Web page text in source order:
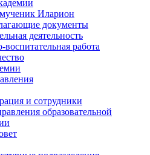
Иларион
документы
деятельность
работа
и сотрудники
образовательной